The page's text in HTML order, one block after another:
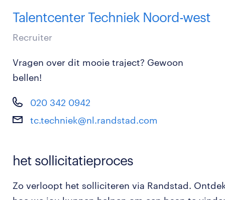
Talentcenter Techniek Noord-west
Recruiter
Vragen over dit mooie traject? Gewoon
bellen!
020 342 0942
tc.techniek@nl.randstad.com
het sollicitatieproces
Zo verloopt het solliciteren via Randstad.